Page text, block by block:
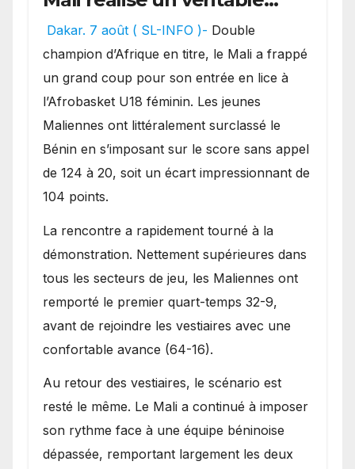
festival offensif et inflige
une lourde défaite au
Bénin.
Dakar. 7 août ( SL-INFO )- Double
champion d’Afrique en titre, le Mali a frappé
un grand coup pour son entrée en lice à
l’Afrobasket U18 féminin. Les jeunes
Maliennes ont littéralement surclassé le
Bénin en s’imposant sur le score sans appel
de 124 à 20, soit un écart impressionnant de
104 points.
La rencontre a rapidement tourné à la
démonstration. Nettement supérieures dans
tous les secteurs de jeu, les Maliennes ont
remporté le premier quart-temps 32-9,
avant de rejoindre les vestiaires avec une
confortable avance (64-16).
Au retour des vestiaires, le scénario est
resté le même. Le Mali a continué à imposer
son rythme face à une équipe béninoise
dépassée, remportant largement les deux